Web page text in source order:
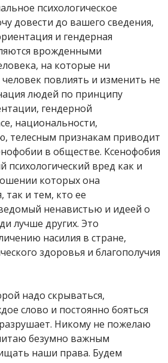
психологическое
довести до вашего сведения,
и гендерная
врожденными
на которые ни
повлиять и изменить не
людей по принципу
гендерной
национальности,
телесным признакам приводит
в обществе. Ксенофобия
психологический вред как и
которых она
так и тем, кто ее
ненавистью и идеей о
лучше других. Это
насилия в стране,
здоровья и благополучия
надо скрываться,
слово и постоянно бояться
Никому не пожелаю
безумно важным
наши права. Будем